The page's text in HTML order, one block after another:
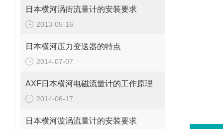
日本横河涡街流量计的安装要求
2013-05-16
日本横河压力变送器的特点
2014-07-07
AXF日本横河电磁流量计的工作原理
2014-06-17
日本横河漩涡流量计的安装要求